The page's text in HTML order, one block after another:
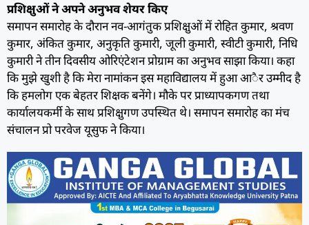
प्रशिक्षुओं ने अपने अनुभव शेयर किए
समापन समारोह के दौरान नव-आगंतुक प्रशिक्षुओं में रोहित कुमार, श्रवण
कुमार, अंकित कुमार, अनुकृति कुमारी, जूली कुमारी, स्वीटी कुमारी, निधि
कुमारी ने तीन दिवसीय ओरिएंटेशन प्रोग्राम का अनुभव साझा किया। कहा
कि मुझे खुशी है कि मेरा नामांकन इस महाविद्यालय में हुआ आैर उम्मीद है
कि हमलोग एक बेहतर शिक्षक बनेंगे। मौके पर प्राध्यापकगण तथा
कार्यालयकर्मी के साथ प्रशिक्षुगण उपस्थित थे। समापन समारोह का मंच
संचालन प्रो परवेज यूसुफ ने किया।